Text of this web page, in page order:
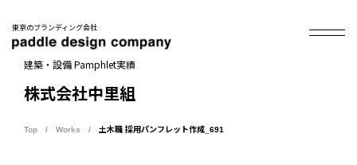
東京のブランディング会社
建築・設備 Pamphlet実績
株式会社中里組
Top Works 土木職 採用パンフレット作成_691